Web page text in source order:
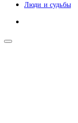
Люди и судьбы